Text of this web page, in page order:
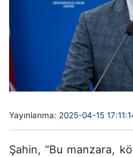
Yayınlanma: 2025-04-15
Şahin, “Bu manzara,